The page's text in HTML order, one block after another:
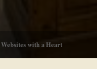
Websites with a Heart